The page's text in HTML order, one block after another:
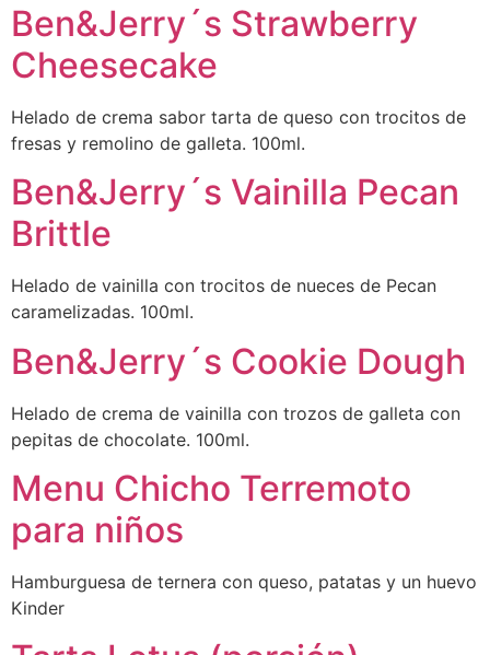
Ben&Jerry´s Strawberry
Cheesecake
Helado de crema sabor tarta de queso con trocitos de
fresas y remolino de galleta. 100ml.
Ben&Jerry´s Vainilla Pecan
Brittle
Helado de vainilla con trocitos de nueces de Pecan
caramelizadas. 100ml.
Ben&Jerry´s Cookie Dough
Helado de crema de vainilla con trozos de galleta con
pepitas de chocolate. 100ml.
Menu Chicho Terremoto
para niños
Hamburguesa de ternera con queso, patatas y un huevo
Kinder